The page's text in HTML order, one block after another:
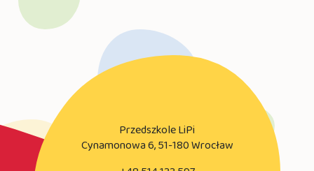
Przedszkole LiPi
Cynamonowa 6, 51-180 Wrocław